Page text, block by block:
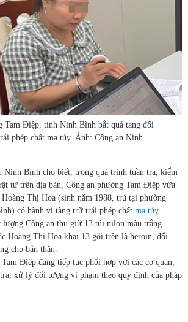
Tam Điệp, tỉnh Ninh Bình bắt quả tang đối
phép chất ma túy. Ảnh: Công an Ninh
Ninh Bình cho biết, trong quá trình tuần tra, kiểm
tự trên địa bàn, Công an phường Tam Điệp vừa
Hoàng Thị Hoa (sinh năm 1988, trú tại phường
có hành vi tàng trữ trái phép chất ma túy.
Công an thu giữ 13 túi nilon màu trắng.
Hoàng Thị Hoa khai 13 gói trên là heroin, đối
cho bản thân.
Điệp đang tiếp tục phối hợp với các cơ quan,
xử lý đối tượng vi phạm theo quy định của pháp